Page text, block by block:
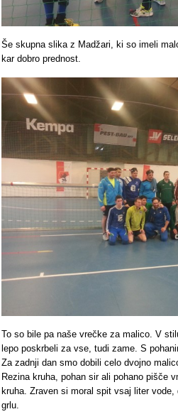
Še skupna slika z Madžari, ki so imeli
kar dobro prednost.
To so bile pa naše vrečke za malico. V
lepo poskrbeli za vse, tudi zame. S
Za zadnji dan smo dobili celo dvojno
Rezina kruha, pohan sir ali pohano pišče
kruha. Zraven si moral spit vsaj liter
grlu.